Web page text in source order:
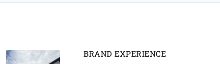
BRAND EXPERIENCE